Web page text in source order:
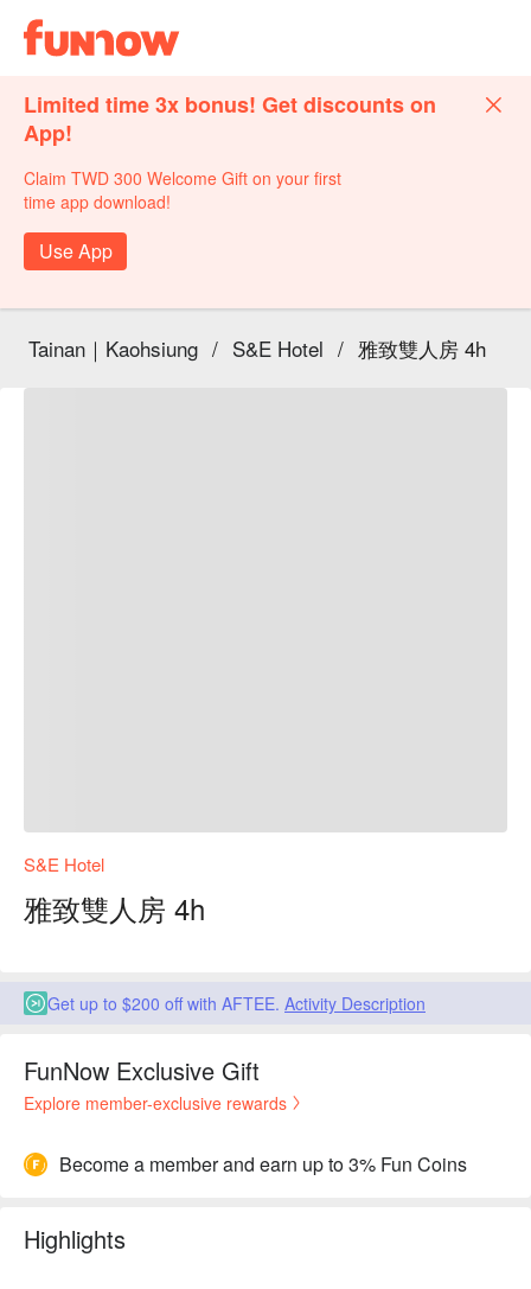
Limited time 3x bonus! Get discounts on
App!
Claim TWD 300 Welcome Gift on your first
time app download!
Use App
Tainan｜Kaohsiung / S&E Hotel / 雅致雙人房 4h
S&E Hotel
雅致雙人房 4h
Get up to $200 off with AFTEE. Activity Description
FunNow Exclusive Gift
Explore member-exclusive rewards
Become a member and earn up to 3% Fun Coins
Highlights